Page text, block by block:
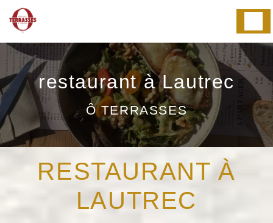
restaurant à Lautrec
Ô TERRASSES
RESTAURANT À
LAUTREC
Panneau de gestion des cookies